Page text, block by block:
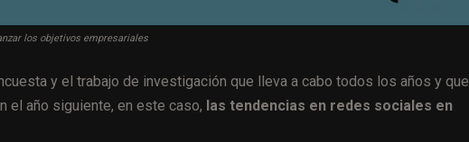
los objetivos empresariales
y el trabajo de investigación que lleva a cabo todos los años y que
el año siguiente, en este caso, las tendencias en redes sociales en